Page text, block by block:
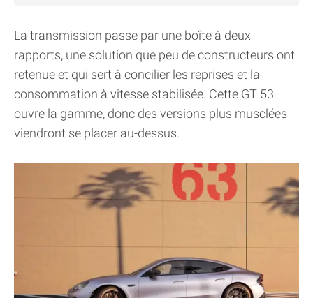
La transmission passe par une boîte à deux
rapports, une solution que peu de constructeurs ont
retenue et qui sert à concilier les reprises et la
consommation à vitesse stabilisée. Cette GT 53
ouvre la gamme, donc des versions plus musclées
viendront se placer au-dessus.